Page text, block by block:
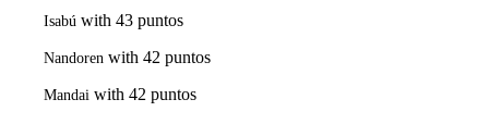
Isabú with 43 puntos
Nandoren with 42 puntos
Mandai with 42 puntos